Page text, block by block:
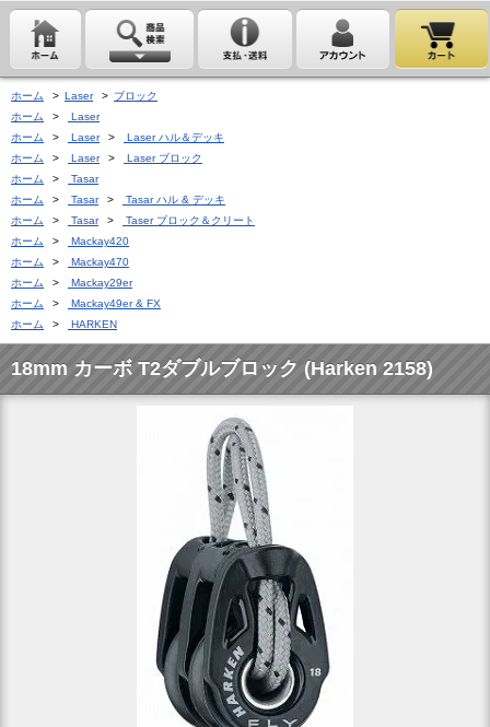
ホーム > Laser > ブロック
ホーム
>
Laser
ホーム
> Laser >
Laser ハル＆デッキ
ホーム
> Laser >
Laser ブロック
ホーム
>
Tasar
ホーム
> Tasar >
Tasar ハル & デッキ
ホーム
> Tasar >
Taser ブロック＆クリート
ホーム
>
Mackay420
ホーム
>
Mackay470
ホーム
>
Mackay29er
ホーム
>
Mackay49er & FX
ホーム
> HARKEN
18mm カーボ T2ダブルブロック (Harken 2158)